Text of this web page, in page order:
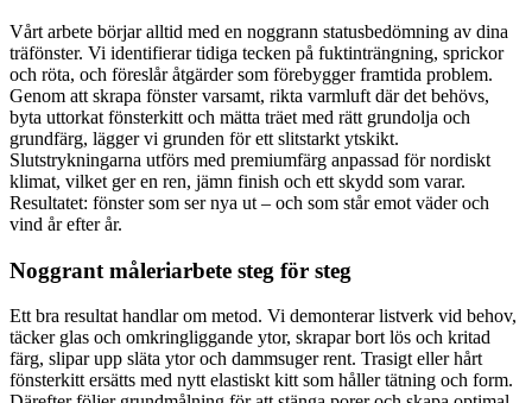
Vårt arbete börjar alltid med en noggrann statusbedömning av dina
träfönster. Vi identifierar tidiga tecken på fuktinträngning, sprickor
och röta, och föreslår åtgärder som förebygger framtida problem.
Genom att skrapa fönster varsamt, rikta varmluft där det behövs,
byta uttorkat fönsterkitt och mätta träet med rätt grundolja och
grundfärg, lägger vi grunden för ett slitstarkt ytskikt.
Slutstrykningarna utförs med premiumfärg anpassad för nordiskt
klimat, vilket ger en ren, jämn finish och ett skydd som varar.
Resultatet: fönster som ser nya ut – och som står emot väder och
vind år efter år.
Noggrant måleriarbete steg för steg
Ett bra resultat handlar om metod. Vi demonterar listverk vid behov,
täcker glas och omkringliggande ytor, skrapar bort lös och kritad
färg, slipar upp släta ytor och dammsuger rent. Trasigt eller hårt
fönsterkitt ersätts med nytt elastiskt kitt som håller tätning och form.